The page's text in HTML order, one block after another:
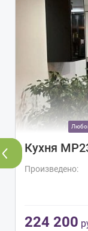
Кухня
Произведено:
224 200